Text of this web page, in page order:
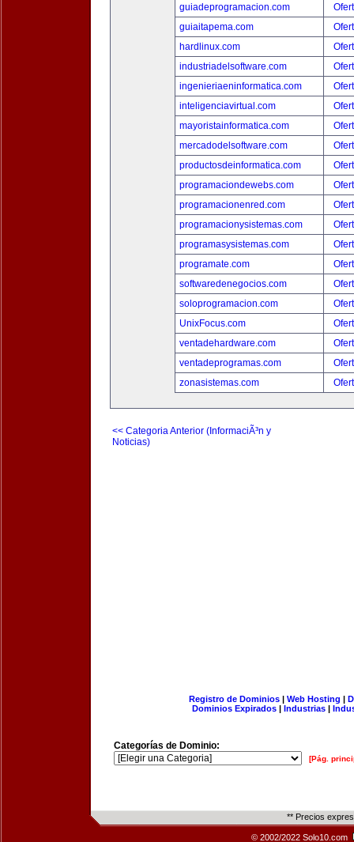
guiadeprogramacion.com
guiaitapema.com
hardlinux.com
industriadelsoftware.com
ingenieriaeninformatica.com
inteligenciavirtual.com
mayoristainformatica.com
mercadodelsoftware.com
productosdeinformatica.com
programaciondewebs.com
programacionenred.com
programacionysistemas.com
programasysistemas.com
programate.com
softwaredenegocios.com
soloprogramacion.com
UnixFocus.com
ventadehardware.com
ventadeprogramas.com
zonasistemas.com
<< Categoria Anterior (InformaciÃ³n y
Noticias)
Registro de Dominios| Web Hosting |
Dominios Expirados | Industrias |
Categorías de Dominio:
[Pág.
** Precios
© 2002/2022 Solo10.com